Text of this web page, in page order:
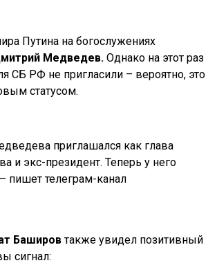
Путина на богослужениях
Медведев. Однако на этот раз
СБ РФ не пригласили – вероятно, это
статусом.
приглашался как глава
и экс-президент. Теперь у него
– пишет телеграм-канал
Башировтакже увидел позитивный
сигнал: